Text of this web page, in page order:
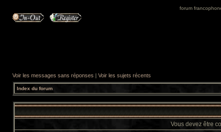
forum
Voir les messages sans réponses | Voir les sujets récents
Index du forum
Vous devez être